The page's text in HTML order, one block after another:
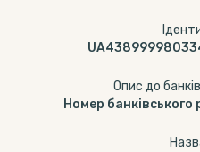
Опис до
Номер банківського